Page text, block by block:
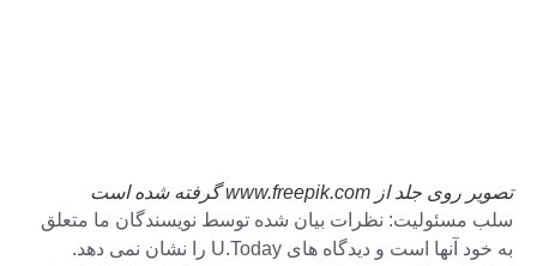
تصویر روی جلد از www.freepik.com گرفته شده است
سلب مسئولیت: نظرات بیان شده توسط نویسندگان ما متعلق
به خود آنها است و دیدگاه های U.Today را نشان نمی دهد.